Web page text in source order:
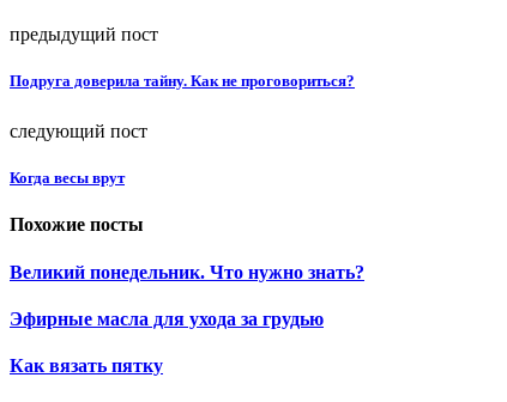
предыдущий пост
Подруга доверила тайну. Как не проговориться?
следующий пост
Когда весы врут
Похожие посты
Великий понедельник. Что нужно знать?
Эфирные масла для ухода за грудью
Как вязать пятку